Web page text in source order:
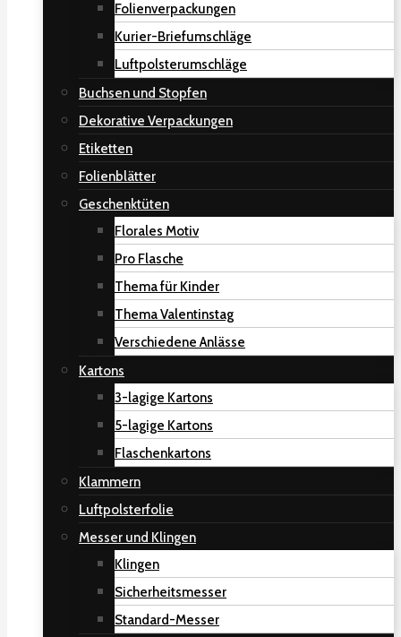
Folienverpackungen
Kurier-Briefumschläge
Luftpolsterumschläge
Buchsen und Stopfen
Dekorative Verpackungen
Etiketten
Folienblätter
Geschenktüten
Florales Motiv
Pro Flasche
Thema für Kinder
Thema Valentinstag
Verschiedene Anlässe
Kartons
3-lagige Kartons
5-lagige Kartons
Flaschenkartons
Klammern
Luftpolsterfolie
Messer und Klingen
Klingen
Sicherheitsmesser
Standard-Messer